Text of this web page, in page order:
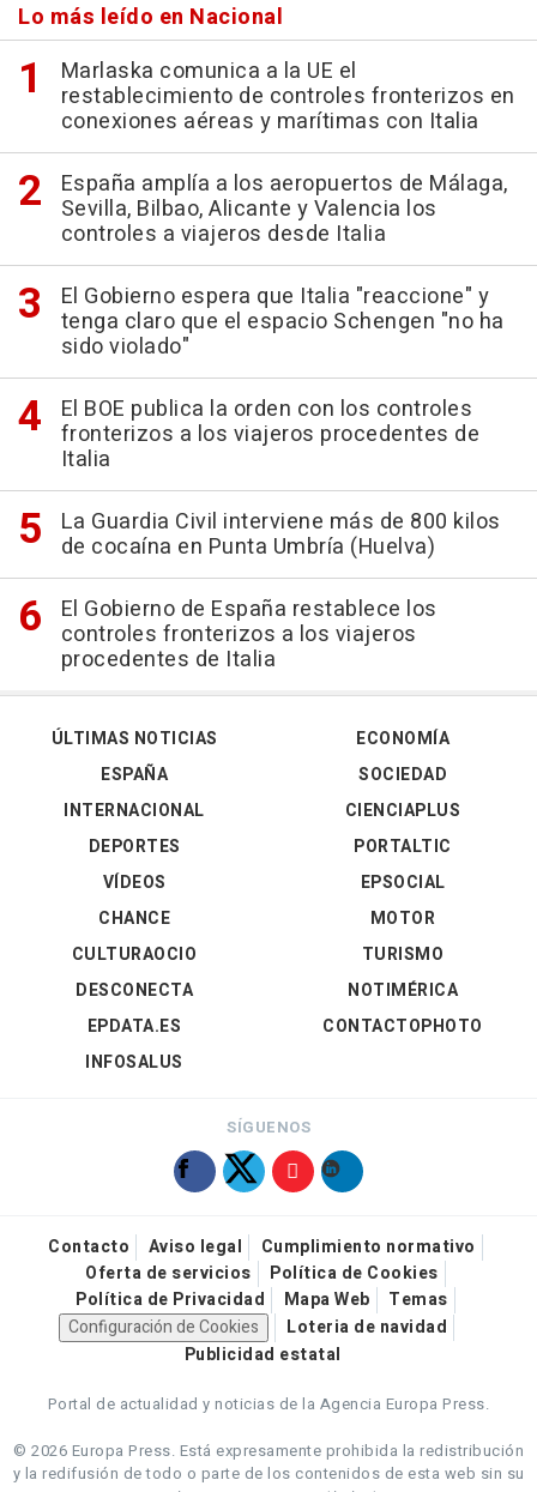
Lo más leído en Nacional
Marlaska comunica a la UE el
restablecimiento de controles fronterizos en
conexiones aéreas y marítimas con Italia
España amplía a los aeropuertos de Málaga,
Sevilla, Bilbao, Alicante y Valencia los
controles a viajeros desde Italia
El Gobierno espera que Italia "reaccione" y
tenga claro que el espacio Schengen "no ha
sido violado"
El BOE publica la orden con los controles
fronterizos a los viajeros procedentes de
Italia
La Guardia Civil interviene más de 800 kilos
de cocaína en Punta Umbría (Huelva)
El Gobierno de España restablece los
controles fronterizos a los viajeros
procedentes de Italia
ÚLTIMAS NOTICIAS
ESPAÑA
INTERNACIONAL
DEPORTES
VÍDEOS
ECONOMÍA
SOCIEDAD
CIENCIAPLUS
PORTALTIC
EPSOCIAL
CHANCE
CULTURAOCIO
DESCONECTA
EPDATA.ES
INFOSALUS
MOTOR
TURISMO
NOTIMÉRICA
CONTACTOPHOTO
SÍGUENOS
Contacto Aviso legal
Cumplimiento normativo
Oferta de servicios
Política de Cookies
Política de Privacidad
Mapa Web
Temas
Configuración de Cookies
Loteria de navidad
Publicidad estatal
Portal de actualidad y noticias de la Agencia Europa Press.
© 2026 Europa Press. Está expresamente prohibida la redistribución
y la redifusión de todo o parte de los contenidos de esta web sin su